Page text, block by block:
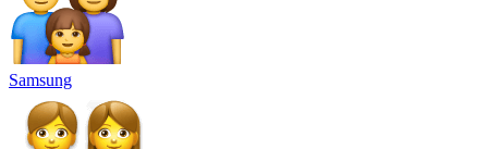
Samsung